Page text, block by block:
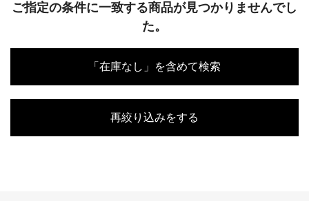
ご指定の条件に一致する商品が見つかりませんでし
た。
「在庫なし」を含めて検索
再絞り込みをする